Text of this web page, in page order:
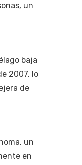
un
baja
2007, lo
de
un
en